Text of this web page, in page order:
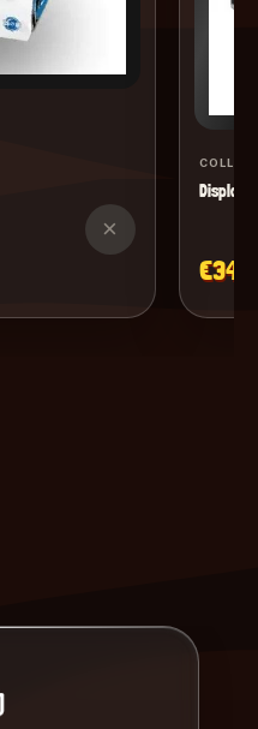
×
Display